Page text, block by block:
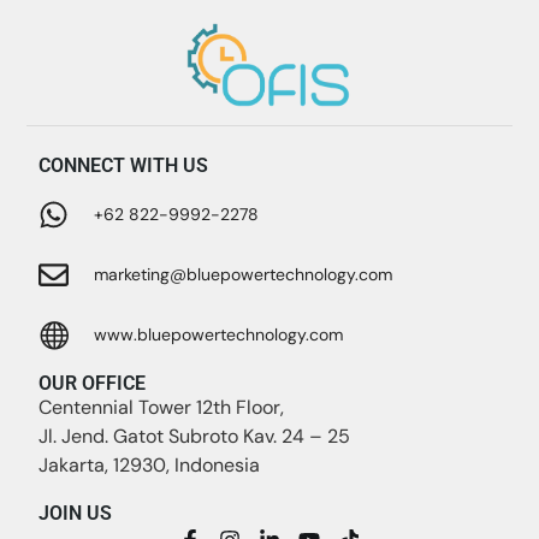
CONNECT WITH US
+62 822-9992-2278
marketing@bluepowertechnology.com
www.bluepowertechnology.com
OUR OFFICE
Centennial Tower 12th Floor,
Jl. Jend. Gatot Subroto Kav. 24 – 25
Jakarta, 12930, Indonesia
JOIN US